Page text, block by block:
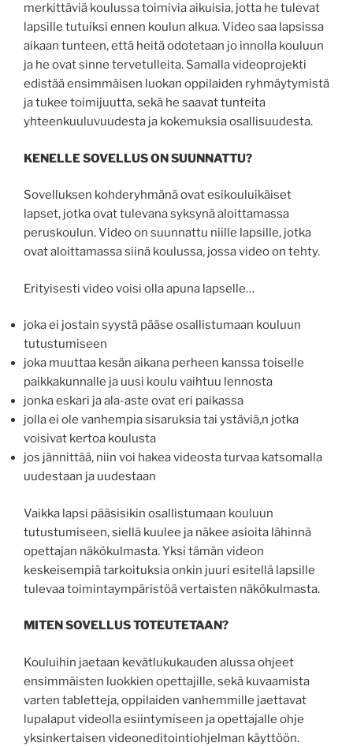
merkittäviä koulussa toimivia aikuisia, jotta he tulevat
lapsille tutuiksi ennen koulun alkua. Video saa lapsissa
aikaan tunteen, että heitä odotetaan jo innolla kouluun
ja he ovat sinne tervetulleita. Samalla videoprojekti
edistää ensimmäisen luokan oppilaiden ryhmäytymistä
ja tukee toimijuutta, sekä he saavat tunteita
yhteenkuuluvuudesta ja kokemuksia osallisuudesta.
KENELLE SOVELLUS ON SUUNNATTU?
Sovelluksen kohderyhmänä ovat esikouluikäiset
lapset, jotka ovat tulevana syksynä aloittamassa
peruskoulun. Video on suunnattu niille lapsille, jotka
ovat aloittamassa siinä koulussa, jossa video on tehty.
Erityisesti video voisi olla apuna lapselle…
joka ei jostain syystä pääse osallistumaan kouluun
tutustumiseen
joka muuttaa kesän aikana perheen kanssa toiselle
paikkakunnalle ja uusi koulu vaihtuu lennosta
jonka eskari ja ala-aste ovat eri paikassa
jolla ei ole vanhempia sisaruksia tai ystäviä,n jotka
voisivat kertoa koulusta
jos jännittää, niin voi hakea videosta turvaa katsomalla
uudestaan ja uudestaan
Vaikka lapsi pääsisikin osallistumaan kouluun
tutustumiseen, siellä kuulee ja näkee asioita lähinnä
opettajan näkökulmasta. Yksi tämän videon
keskeisempiä tarkoituksia onkin juuri esitellä lapsille
tulevaa toimintaympäristöä vertaisten näkökulmasta.
MITEN SOVELLUS TOTEUTETAAN?
Kouluihin jaetaan kevätlukukauden alussa ohjeet
ensimmäisten luokkien opettajille, sekä kuvaamista
varten tabletteja, oppilaiden vanhemmille jaettavat
lupalaput videolla esiintymiseen ja opettajalle ohje
yksinkertaisen videoneditointiohjelman käyttöön.